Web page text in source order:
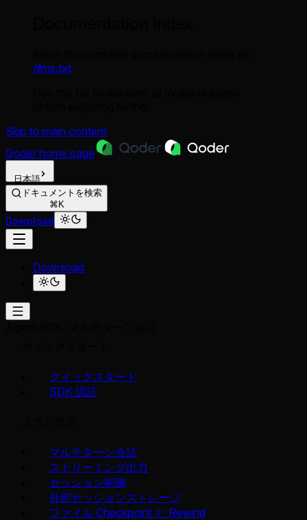
/llms.txt
Skip to main content
Qoder home page
日本語
ドキュメントを検索
⌘K
Download
Download
クイックスタート
SDK 認証
マルチターン会話
ストリーミング出力
セッション制御
外部セッションストレージ
ファイル Checkpoint と Rewind